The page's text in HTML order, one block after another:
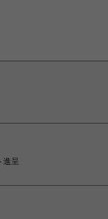
進呈